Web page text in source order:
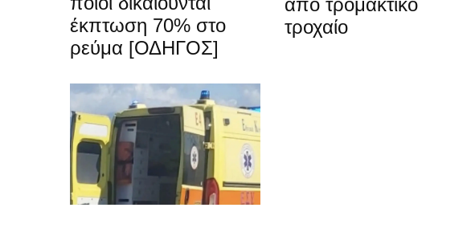
έκπτωση 70% στο
ρεύμα [ΟΔΗΓΟΣ]
από τρομακτικό
τροχαίο